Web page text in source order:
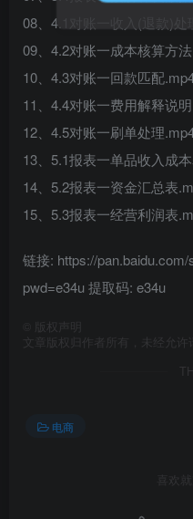
08、4.1对账一收入(退款)处
09、4.2对账一成本核算方
10、4.3对账一回款匹配
11、4.4对账一费用解释说
12、4.5对账一刷单处理
13、5.1报表一单品收入成
14、5.2报表一资金汇总表
15、5.3报表一经营利润表
链接: https://
pwd=e34u 提取码: e34u
版权声明
文章版权归作者所有，未经允许
电商
喜欢